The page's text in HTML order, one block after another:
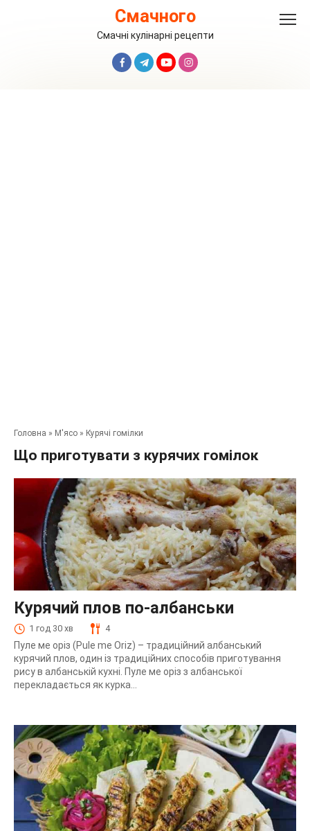
Смачного
Смачні кулінарні рецепти
Головна » М'ясо » Курячі гомілки
Що приготувати з курячих гомілок
Курячий плов по-албанськи
1 год 30 хв 4
Пуле ме оріз (Pule me Oriz) – традиційний албанський
курячий плов, один із традиційних способів приготування
рису в албанській кухні. Пуле ме оріз з албанської
перекладається як курка...